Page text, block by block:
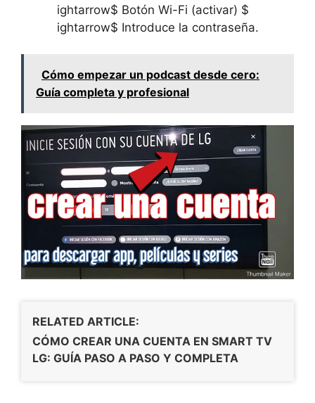
ightarrow$ Botón Wi-Fi (activar) $
ightarrow$ Introduce la contraseña.
Cómo empezar un podcast desde cero:
Guía completa y profesional
RELATED ARTICLE:
CÓMO CREAR UNA CUENTA EN SMART TV
LG: GUÍA PASO A PASO Y COMPLETA